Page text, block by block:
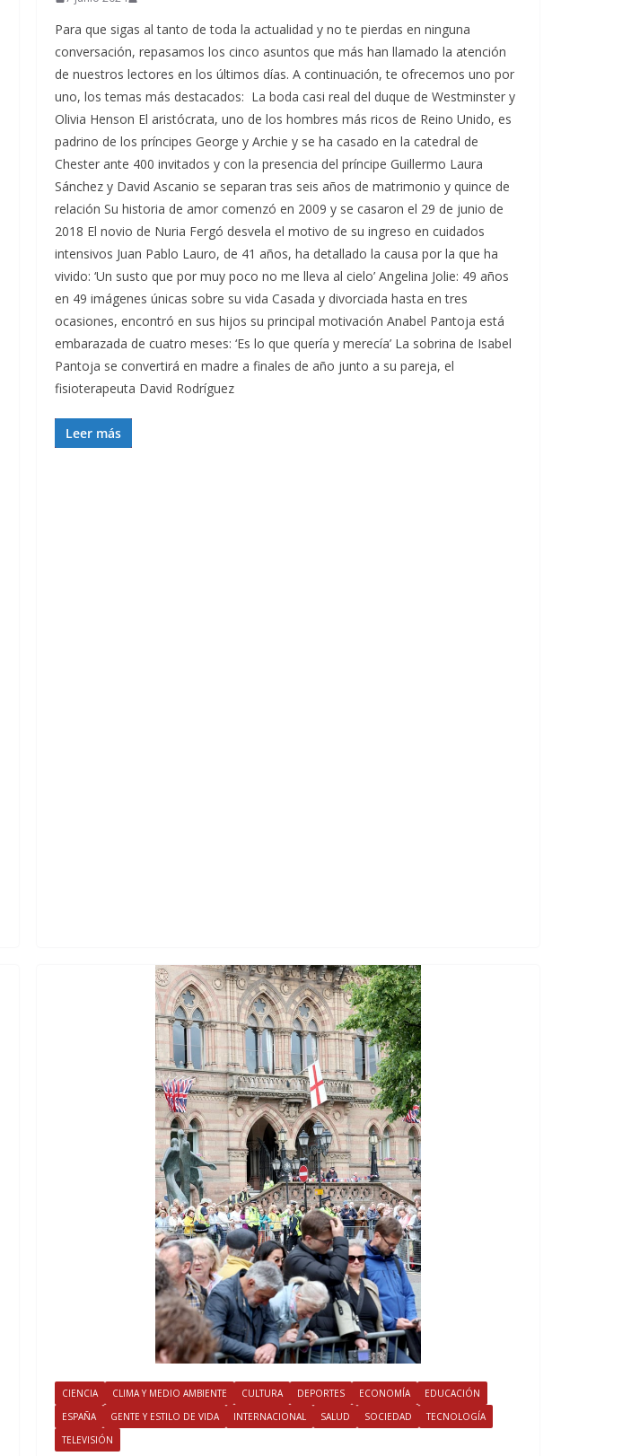
Para que sigas al tanto de toda la actualidad y no te pierdas en ninguna
conversación, repasamos los cinco asuntos que más han llamado la atención
de nuestros lectores en los últimos días. A continuación, te ofrecemos uno por
uno, los temas más destacados: La boda casi real del duque de Westminster y
Olivia Henson El aristócrata, uno de los hombres más ricos de Reino Unido, es
padrino de los príncipes George y Archie y se ha casado en la catedral de
Chester ante 400 invitados y con la presencia del príncipe Guillermo Laura
Sánchez y David Ascanio se separan tras seis años de matrimonio y quince de
relación Su historia de amor comenzó en 2009 y se casaron el 29 de junio de
2018 El novio de Nuria Fergó desvela el motivo de su ingreso en cuidados
intensivos Juan Pablo Lauro, de 41 años, ha detallado la causa por la que ha
vivido: ‘Un susto que por muy poco no me lleva al cielo’ Angelina Jolie: 49 años
en 49 imágenes únicas sobre su vida Casada y divorciada hasta en tres
ocasiones, encontró en sus hijos su principal motivación Anabel Pantoja está
embarazada de cuatro meses: ‘Es lo que quería y merecía’ La sobrina de Isabel
Pantoja se convertirá en madre a finales de año junto a su pareja, el
fisioterapeuta David Rodríguez
Leer más
CIENCIA CLIMA Y MEDIO AMBIENTE CULTURA DEPORTES ECONOMÍA
EDUCACIÓN
ESPAÑA
GENTE Y ESTILO DE VIDA INTERNACIONAL SALUD SOCIEDAD
TECNOLOGÍA
TELEVISIÓN